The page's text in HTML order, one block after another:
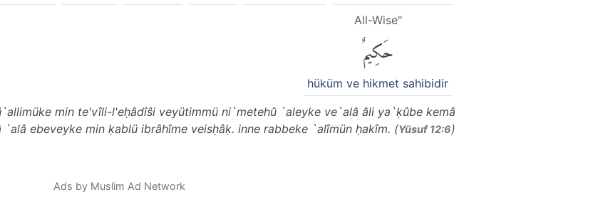
All-Wise"
حَكِيمٌ
hüküm ve hikmet sahibidir
min te'vîli-l'eḥâdîŝi veyütimmü ni`metehû `aleyke ve`alâ âli ya`ḳûbe kemâ
`alâ ebeveyke min ḳablü ibrâhîme veisḥâḳ. inne rabbeke `alîmün ḥakîm. (Yūsuf 12:6)
Ads by Muslim Ad Network